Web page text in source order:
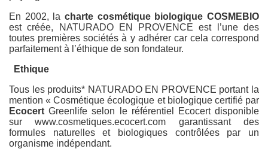
En 2002, la charte cosmétique biologique COSMEBIO
est créée, NATURADO EN PROVENCE est l’une des
toutes premières sociétés à y adhérer car cela correspond
parfaitement à l’éthique de son fondateur.
Ethique
Tous les produits* NATURADO EN PROVENCE portant la
mention « Cosmétique écologique et biologique certifié par
Ecocert Greenlife selon le référentiel Ecocert disponible
sur www.cosmetiques.ecocert.com garantissant des
formules naturelles et biologiques contrôlées par un
organisme indépendant.